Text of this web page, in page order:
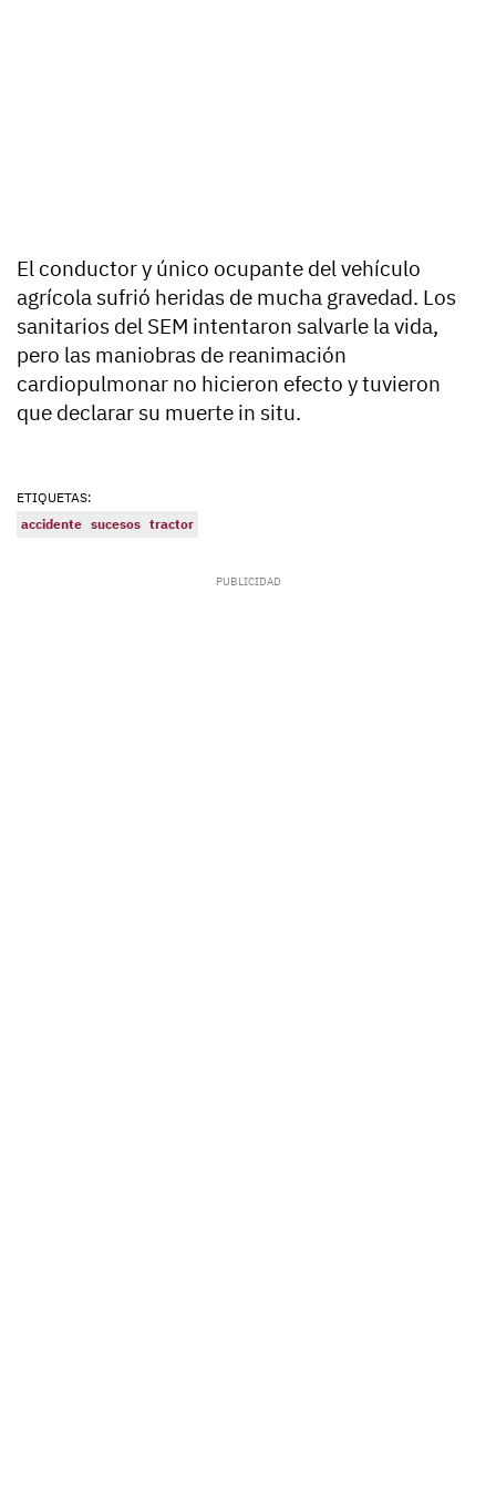
El conductor y único ocupante del vehículo
agrícola sufrió heridas de mucha gravedad. Los
sanitarios del SEM intentaron salvarle la vida,
pero las maniobras de reanimación
cardiopulmonar no hicieron efecto y tuvieron
que declarar su muerte in situ.
ETIQUETAS:
accidente sucesos tractor